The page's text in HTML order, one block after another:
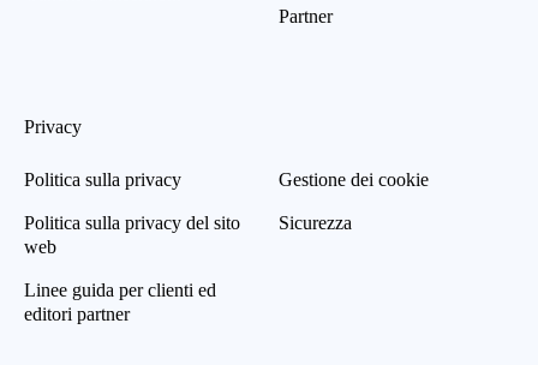
Partner
Privacy
Politica sulla privacy
Politica sulla privacy del sito
web
Linee guida per clienti ed
editori partner
Gestione dei cookie
Sicurezza